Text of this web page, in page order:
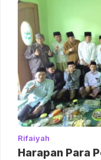
Rifaiyah
Harapan Para